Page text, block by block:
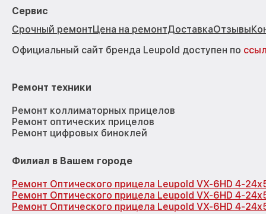
Сервис
Срочный ремонтЦена на ремонтДоставкаОтзывы
Официальный сайт бренда Leupold доступен по
Ремонт техники
Ремонт коллиматорных прицелов
Ремонт оптических прицелов
Ремонт цифровых биноклей
Филиал в Вашем городе
Ремонт Оптического прицела Leupold VX-6HD 4-
Ремонт Оптического прицела Leupold VX-6HD 4-
Ремонт Оптического прицела Leupold VX-6HD 4-